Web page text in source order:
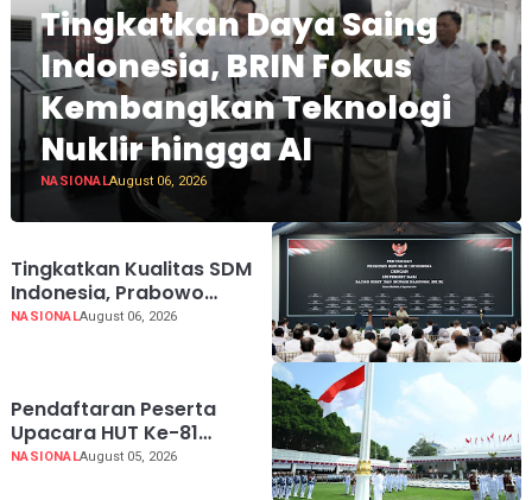
Tingkatkan Daya Saing
Indonesia, BRIN Fokus
Kembangkan Teknologi
Nuklir hingga AI
NASIONALAugust 06, 2026
Tingkatkan Kualitas SDM
Indonesia, Prabowo
Bangun Sekolah Unggulan
NASIONALAugust 06, 2026
Pendaftaran Peserta
Upacara HUT Ke-81
Kemerdekaan RI di Istana
NASIONALAugust 05, 2026